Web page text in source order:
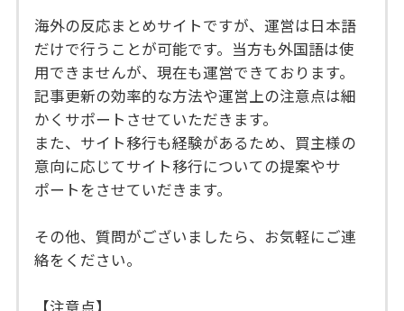
海外の反応まとめサイトですが、運営は日本語
だけで行うことが可能です。当方も外国語は使
用できませんが、現在も運営できております。
記事更新の効率的な方法や運営上の注意点は細
かくサポートさせていただきます。
また、サイト移行も経験があるため、買主様の
意向に応じてサイト移行についての提案やサ
ポートをさせていだきます。
その他、質問がございましたら、お気軽にご連
絡をください。
【注意点】